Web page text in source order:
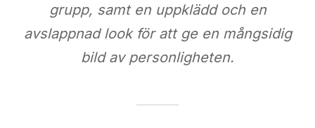
grupp, samt en uppklädd och en
avslappnad look för att ge en mångsidig
bild av personligheten.